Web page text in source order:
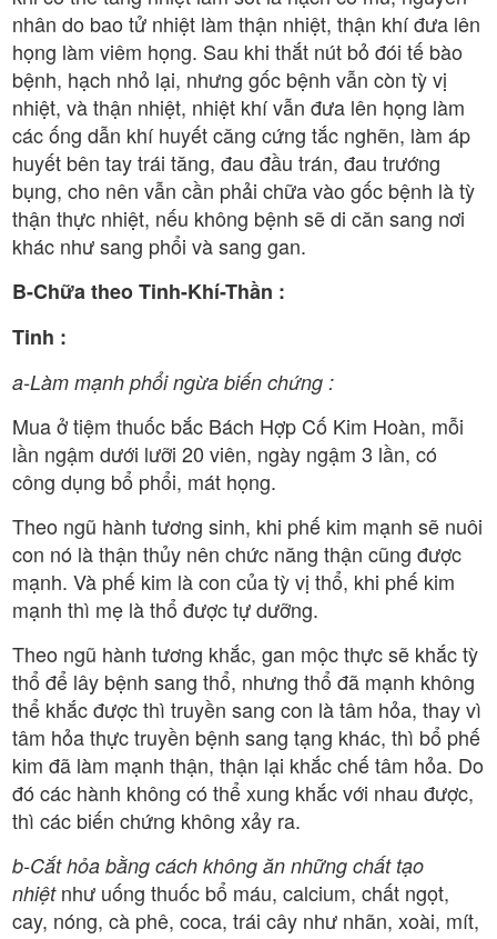
nhân do bao tử nhiệt làm thận nhiệt, thận khí đưa lên
họng làm viêm họng. Sau khi thắt nút bỏ đói tế bào
bệnh, hạch nhỏ lại, nhưng gốc bệnh vẫn còn tỳ vị
nhiệt, và thận nhiệt, nhiệt khí vẫn đưa lên họng làm
các ống dẫn khí huyết căng cứng tắc nghẽn, làm áp
huyết bên tay trái tăng, đau đầu trán, đau trướng
bụng, cho nên vẫn cần phải chữa vào gốc bệnh là tỳ
thận thực nhiệt, nếu không bệnh sẽ di căn sang nơi
khác như sang phổi và sang gan.
B-Chữa theo Tinh-Khí-Thần :
Tinh :
a-Làm mạnh phổi ngừa biến chứng :
Mua ở tiệm thuốc bắc Bách Hợp Cố Kim Hoàn, mỗi
lần ngậm dưới lưỡi 20 viên, ngày ngậm 3 lần, có
công dụng bổ phổi, mát họng.
Theo ngũ hành tương sinh, khi phế kim mạnh sẽ nuôi
con nó là thận thủy nên chức năng thận cũng được
mạnh. Và phế kim là con của tỳ vị thổ, khi phế kim
mạnh thì mẹ là thổ được tự dưỡng.
Theo ngũ hành tương khắc, gan mộc thực sẽ khắc tỳ
thổ để lây bệnh sang thổ, nhưng thổ đã mạnh không
thể khắc được thì truyền sang con là tâm hỏa, thay vì
tâm hỏa thực truyền bệnh sang tạng khác, thì bổ phế
kim đã làm mạnh thận, thận lại khắc chế tâm hỏa. Do
đó các hành không có thể xung khắc với nhau được,
thì các biến chứng không xảy ra.
b-Cắt hỏa bằng cách không ăn những chất tạo
nhiệtnhư uống thuốc bổ máu, calcium, chất ngọt,
cay, nóng, cà phê, coca, trái cây như nhãn, xoài, mít,